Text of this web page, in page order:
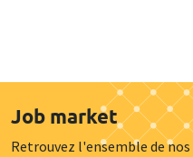
Job market
Retrouvez l'ensemble de